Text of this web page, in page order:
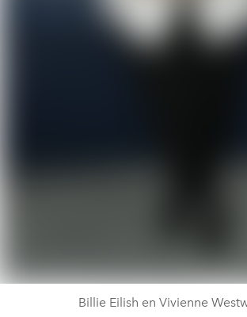
Billie Eilish en Vivienne